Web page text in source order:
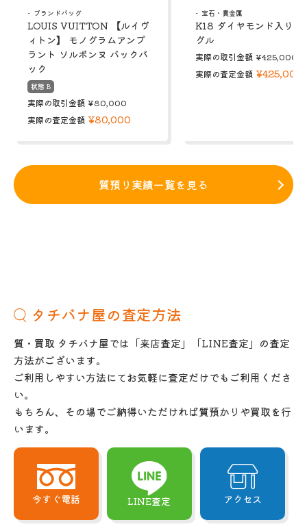
ブランドバッグ
LOUIS VUITTON 【ルイヴ
ィトン】 モノグラムアンプ
ラント ソルボンヌ バックパ
ック
状態 B
実際の取引金額 ¥80,000
実際の査定金額 ¥80,000
宝石・貴金属
K18 ダイヤモンド入り
グル
実際の取引金額 ¥425,000
実際の査定金額 ¥425,000
質預り実績一覧を見る
タチバナ屋の査定方法
質・買取 タチバナ屋では「来店査定」「LINE査定」の査定
方法がございます。
ご利用しやすい方法にてお気軽に査定だけでもご利用くださ
い。
もちろん、その場でご納得いただければ質預かりや買取を行
います。
今すぐ電話 LINE査定 アクセス